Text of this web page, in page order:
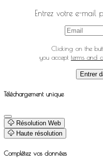
Entrez votre e-mail
Clicking on the
you accept terms and
Entrer
Téléchargement unique
Résolution Web
Haute résolution
Complétez vos données